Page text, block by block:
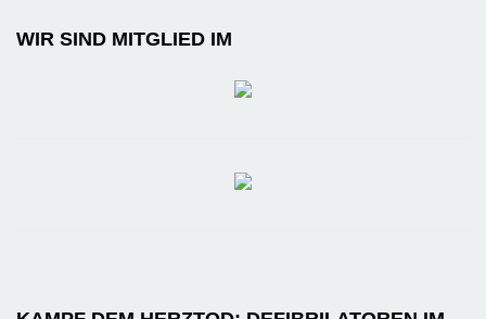
WIR SIND MITGLIED IM